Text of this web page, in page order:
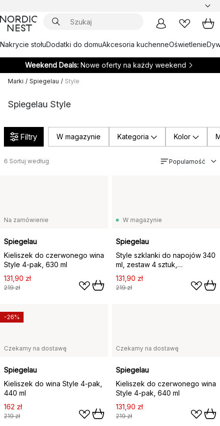
Nakrycie stołuDodatki do domuAkcesoria kuchenneOświetlenie
Weekend Deals: Nowe oferty na każdy weekend
Marki / Spiegelau / Style
Spiegelau Style
Filtry W magazynie Kategoria Kolor
6 Sortuj według Popularność
Na zamówienie
Spiegelau
Kieliszek do czerwonego wina
Style 4-pak, 630 ml
131,90 zł
219 zł
W magazynie
Spiegelau
Style szklanki do napojów 340
ml, zestaw 4 sztuk,
Przezroczysty
131,90 zł
219 zł
Czekamy na dostawę
Spiegelau
Kieliszek do wina Style 4-pak,
440 ml
162 zł
219 zł
-26%
Czekamy na dostawę
Spiegelau
Kieliszek do czerwonego wina
Style 4-pak, 640 ml
131,90 zł
219 zł